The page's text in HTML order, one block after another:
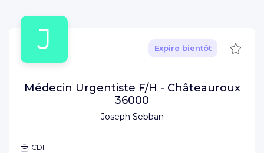
J
Joseph Sebban
Expire bientôt
Médecin Urgentiste F/H - Châteauroux
36000
CDI